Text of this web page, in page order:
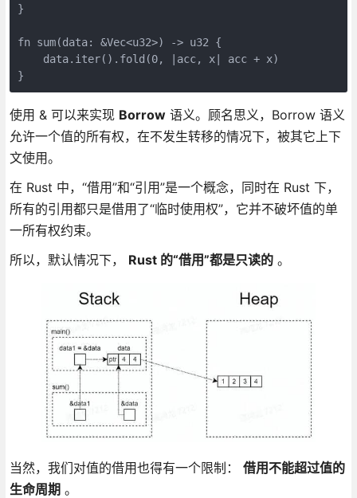
}
fn sum(data: &Vec<u32>) -> u32 {
    data.iter().fold(0, |acc, x| acc + x)
}
使用 & 可以来实现 Borrow语义。顾名思义，Borrow 语义
允许一个值的所有权，在不发生转移的情况下，被其它上下
文使用。
在 Rust 中，“借用”和“引用”是一个概念，同时在 Rust 下，
所有的引用都只是借用了“临时使用权”，它并不破坏值的单
一所有权约束。
所以，默认情况下， Rust 的“借用”都是只读的。
当然，我们对值的借用也得有一个限制： 借用不能超过值的
生命周期。